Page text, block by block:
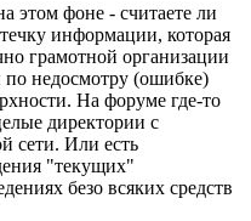
этом фоне - считаете ли
информации, которая
грамотной организации
недосмотру (ошибке)
На форуме где-то
директории с
сети. Или есть
"текущих"
безо всяких средств